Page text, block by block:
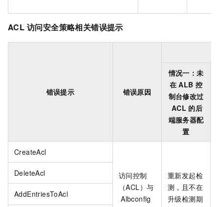
ACL 访问安全策略相关错误提示
错误提示 错误原因
情况一：未
在 ALB 控
制台修改过
ACL 的后
端服务器配
置
CreateAcl
访问控制
（ACL）与
Albconfig
重新发起检
测，且不在
升级检测期
DeleteAcl
AddEntriesToAcl